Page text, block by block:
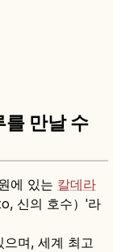
를 만날 수
에 있는 칼데라
신의 호수）'라
며, 세계 최고